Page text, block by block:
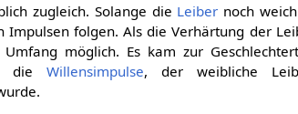
zugleich. Solange die Leiber noch
Impulsen folgen. Als die Verhärtung der
möglich. Es kam zur
die Willensimpulse, der weibliche